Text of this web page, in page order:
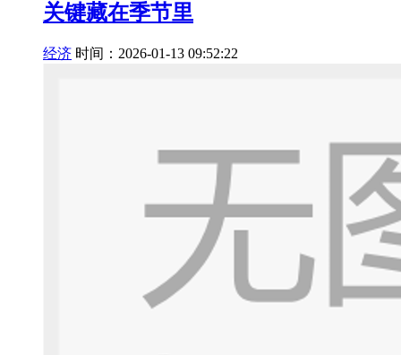
关键藏在季节里
经济 时间：2026-01-13 09:52:22